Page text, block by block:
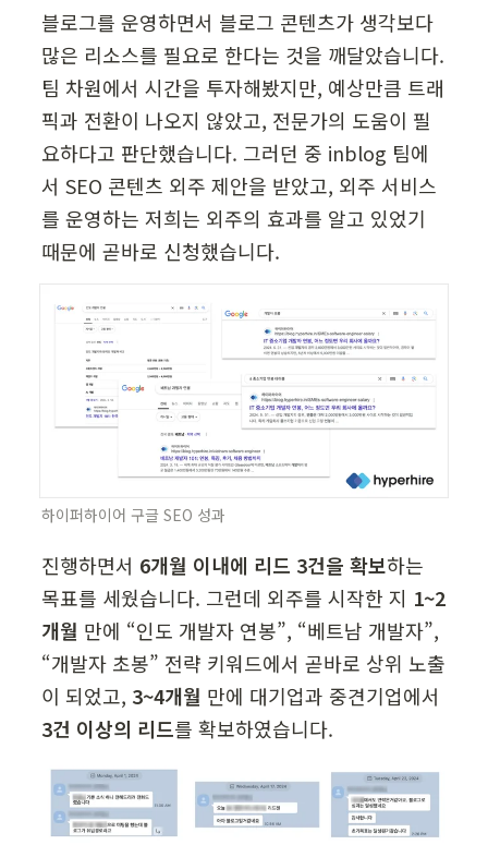
블로그를 운영하면서 블로그 콘텐츠가 생각보다
많은 리소스를 필요로 한다는 것을 깨달았습니다.
팀 차원에서 시간을 투자해봤지만, 예상만큼 트래
픽과 전환이 나오지 않았고, 전문가의 도움이 필
요하다고 판단했습니다. 그러던 중 inblog 팀에
서 SEO 콘텐츠 외주 제안을 받았고, 외주 서비스
를 운영하는 저희는 외주의 효과를 알고 있었기
때문에 곧바로 신청했습니다.
하이퍼하이어 구글 SEO 성과
진행하면서 6개월 이내에 리드 3건을 확보하는
목표를 세웠습니다. 그런데 외주를 시작한 지 1~2
개월 만에 “인도 개발자 연봉”, “베트남 개발자”,
“개발자 초봉” 전략 키워드에서 곧바로 상위 노출
이 되었고, 3~4개월
3건 이상의 리드를 확보하였습니다.